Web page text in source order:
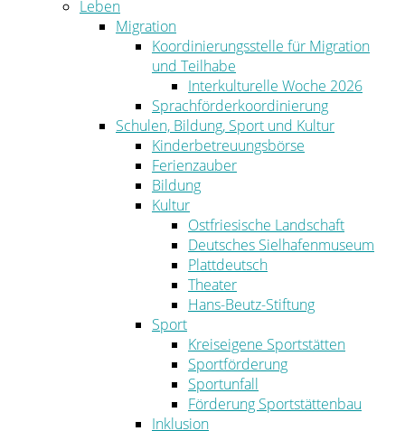
Leben
Migration
Koordinierungsstelle für Migration
und Teilhabe
Interkulturelle Woche 2026
Sprachförderkoordinierung
Schulen, Bildung, Sport und Kultur
Kinderbetreuungsbörse
Ferienzauber
Bildung
Kultur
Ostfriesische Landschaft
Deutsches Sielhafenmuseum
Plattdeutsch
Theater
Hans-Beutz-Stiftung
Sport
Kreiseigene Sportstätten
Sportförderung
Sportunfall
Förderung Sportstättenbau
Inklusion